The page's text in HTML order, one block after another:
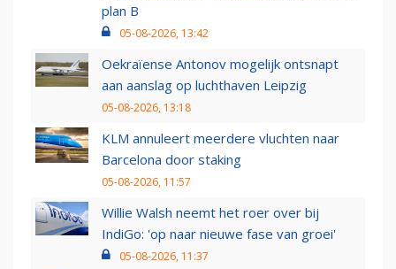
plan B
05-08-2026, 13:42
Oekraïense Antonov mogelijk ontsnapt
aan aanslag op luchthaven Leipzig
05-08-2026, 13:18
KLM annuleert meerdere vluchten naar
Barcelona door staking
05-08-2026, 11:57
Willie Walsh neemt het roer over bij
IndiGo: 'op naar nieuwe fase van groei'
05-08-2026, 11:37